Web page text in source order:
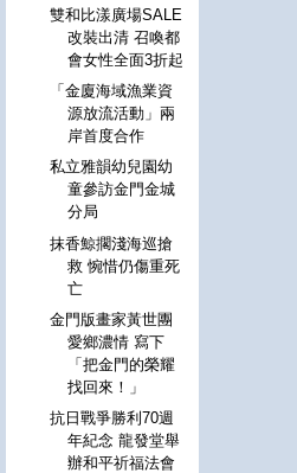
雙和比漾廣場SALE
改裝出清 召喚都
會女性全面3折起
「金廈海域漁業資
源放流活動」兩
岸首度合作
私立雅韻幼兒園幼
童參訪金門金城
分局
抹香鯨擱淺海巡搶
救 惋惜仍傷重死
亡
金門版畫家黃世團
愛鄉濃情 寫下
「把金門的榮耀
找回來！」
抗日戰爭勝利70週
年紀念 龍發堂舉
辦和平祈福法會